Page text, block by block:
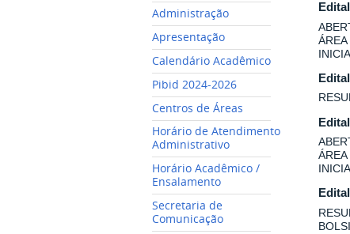
Administração
Apresentação
Calendário Acadêmico
Pibid 2024-2026
Centros de Áreas
Horário de Atendimento
Administrativo
Horário Acadêmico /
Ensalamento
Secretaria de
Comunicação